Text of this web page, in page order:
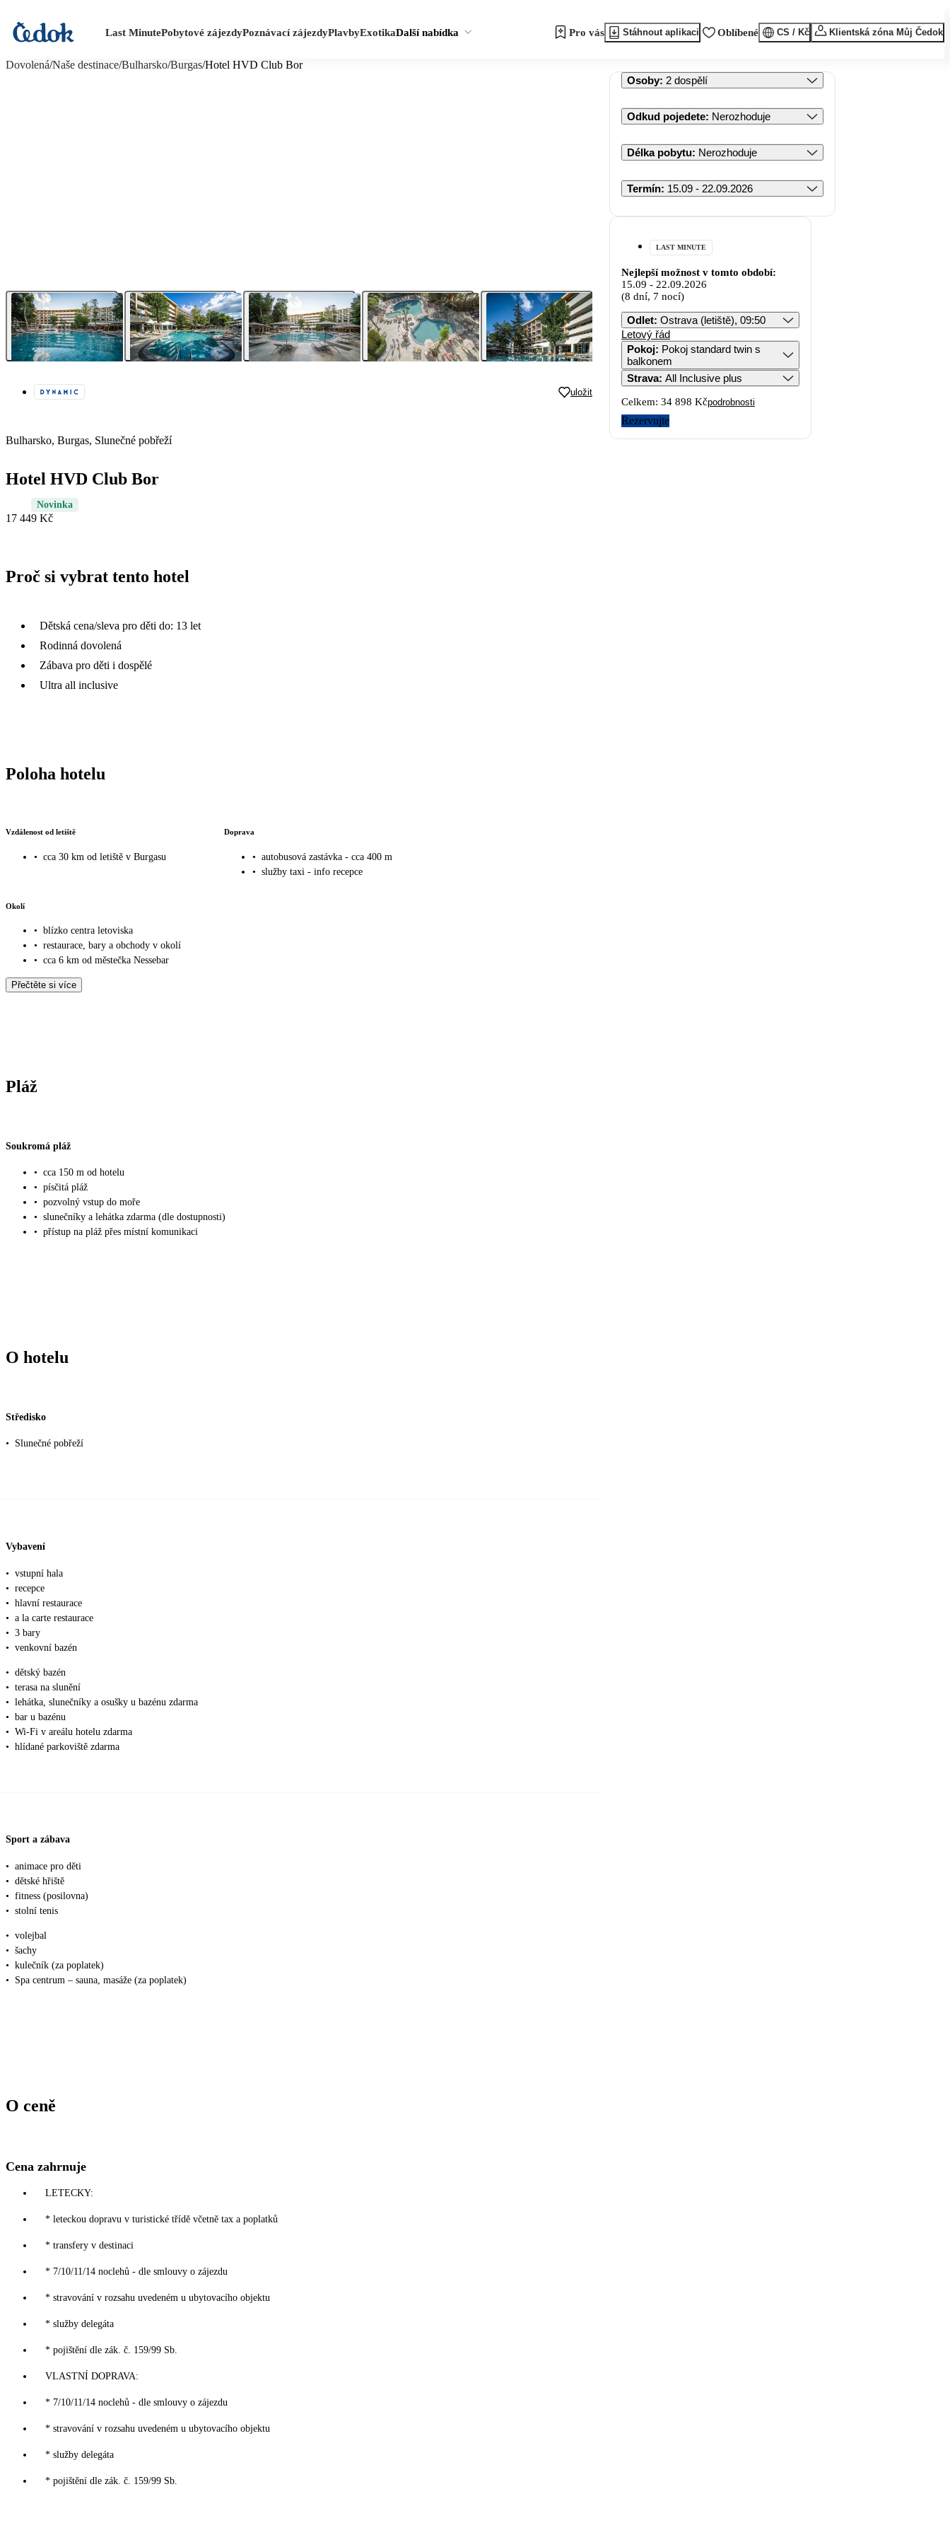
Last MinutePobytové zájezdyPoznávací zájezdyPlavbyExotikaDalší nabídka Pro vás Stáhnout aplikaci Oblíbené CS / Kč Klientská zóna Můj Čedok
Dovolená/Naše destinace/Bulharsko/Burgas/Hotel HVD Club Bor
uložit
Bulharsko, Burgas, Slunečné pobřeží
Hotel HVD Club Bor
Novinka
17 449 Kč
Proč si vybrat tento hotel
Dětská cena/sleva pro děti do: 13 let
Rodinná dovolená
Zábava pro děti i dospělé
Ultra all inclusive
Poloha hotelu
Vzdálenost od letiště
• cca 30 km od letiště v Burgasu
Doprava
• autobusová zastávka - cca 400 m
• služby taxi - info recepce
Okolí
• blízko centra letoviska
• restaurace, bary a obchody v okolí
• cca 6 km od městečka Nessebar
Přečtěte si více
Pláž
Soukromá pláž
• cca 150 m od hotelu
• písčitá pláž
• pozvolný vstup do moře
• slunečníky a lehátka zdarma (dle dostupnosti)
• přístup na pláž přes místní komunikaci
O hotelu
Středisko
• Slunečné pobřeží
Vybavení
• vstupní hala
• recepce
• hlavní restaurace
• a la carte restaurace
• 3 bary
• venkovní bazén
• dětský bazén
• terasa na slunění
• lehátka, slunečníky a osušky u bazénu zdarma
• bar u bazénu
• Wi-Fi v areálu hotelu zdarma
• hlídané parkoviště zdarma
Sport a zábava
• animace pro děti
• dětské hřiště
• fitness (posilovna)
• stolní tenis
• volejbal
• šachy
• kulečník (za poplatek)
•
Spa centrum – sauna, masáže (za poplatek)
O ceně
Cena zahrnuje
LETECKY:
* leteckou dopravu v turistické třídě včetně tax a poplatků
* transfery v destinaci
* 7/10/11/14 noclehů - dle smlouvy o zájezdu
* stravování v rozsahu uvedeném u ubytovacího objektu
* služby delegáta
* pojištění dle zák. č. 159/99 Sb.
VLASTNÍ DOPRAVA:
* 7/10/11/14 noclehů - dle smlouvy o zájezdu
* stravování v rozsahu uvedeném u ubytovacího objektu
* služby delegáta
* pojištění dle zák. č. 159/99 Sb.
Osoby: 2 dospělí
Odkud pojedete: Nerozhoduje
Délka pobytu: Nerozhoduje
Termín: 15.09 - 22.09.2026
LAST MINUTE
Nejlepší možnost v tomto období:
15.09 - 22.09.2026
(8 dní, 7 nocí)
Odlet: Ostrava (letiště), 09:50
Letový řád
Pokoj: Pokoj standard twin s
balkonem
Strava: All Inclusive plus
Celkem: 34 898 Kčpodrobnosti
Rezervujte